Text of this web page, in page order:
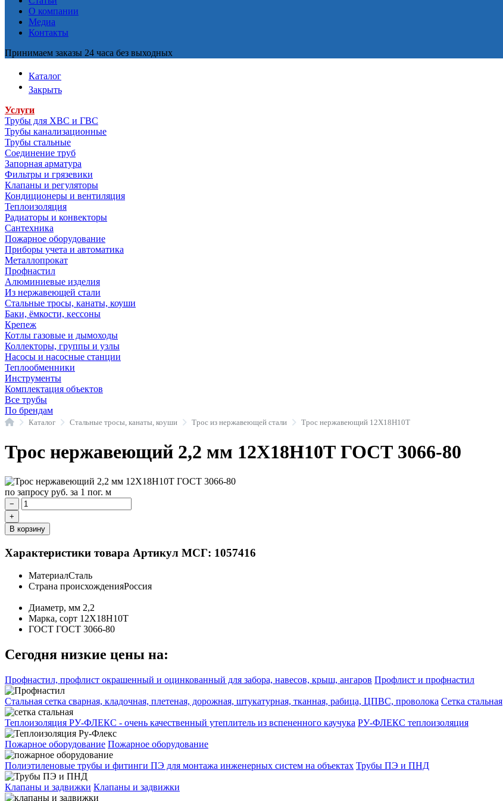
О компании
Медиа
Контакты
Принимаем заказы 24 часа без выходных
Каталог
Закрыть
Услуги
Трубы для ХВС и ГВС
Трубы канализационные
Трубы стальные
Соединение труб
Запорная арматура
Фильтры и грязевики
Клапаны и регуляторы
Кондиционеры и вентиляция
Теплоизоляция
Радиаторы и конвекторы
Сантехника
Пожарное оборудование
Приборы учета и автоматика
Металлопрокат
Профнастил
Алюминиевые изделия
Из нержавеющей стали
Стальные тросы, канаты, коуши
Баки, ёмкости, кессоны
Крепеж
Котлы газовые и дымоходы
Коллекторы, группы и узлы
Насосы и насосные станции
Теплообменники
Инструменты
Комплектация объектов
Все трубы
По брендам
ГлавнаяКаталог Стальные тросы, канаты, коуши Трос из нержавеющей стали Трос нержавеющий 12Х18Н10Т
Трос нержавеющий 2,2 мм 12Х18Н10Т ГОСТ 3066-80
по запросу руб. за 1 пог. м
−
+
В корзину
Характеристики товара Артикул МСГ: 1057416
МатериалСталь
Страна происхожденияРоссия
Диаметр, мм 2,2
Марка, сорт 12Х18Н10Т
ГОСТ ГОСТ 3066-80
Сегодня низкие цены на:
Профнастил, профлист окрашенный и оцинкованный для забора, навесов, крыш, ангаров Профлист и профнастил
Стальная сетка сварная, кладочная, плетеная, дорожная, штукатурная, тканная, рабица, ЦПВС, проволока Сетка стальная
Теплоизоляция РУ-ФЛЕКС - очень качественный утеплитель из вспененного каучука РУ-ФЛЕКС теплоизоляция
Пожарное оборудование Пожарное оборудование
Полиэтиленовые трубы и фитинги ПЭ для монтажа инженерных систем на объектах Трубы ПЭ и ПНД
Клапаны и задвижки Клапаны и задвижки